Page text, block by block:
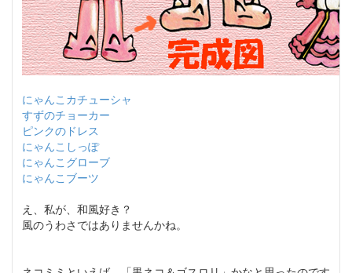
にゃんこカチューシャ
すずのチョーカー
ピンクのドレス
にゃんこしっぽ
にゃんこグローブ
にゃんこブーツ
え、私が、和風好き？
風のうわさではありませんかね。